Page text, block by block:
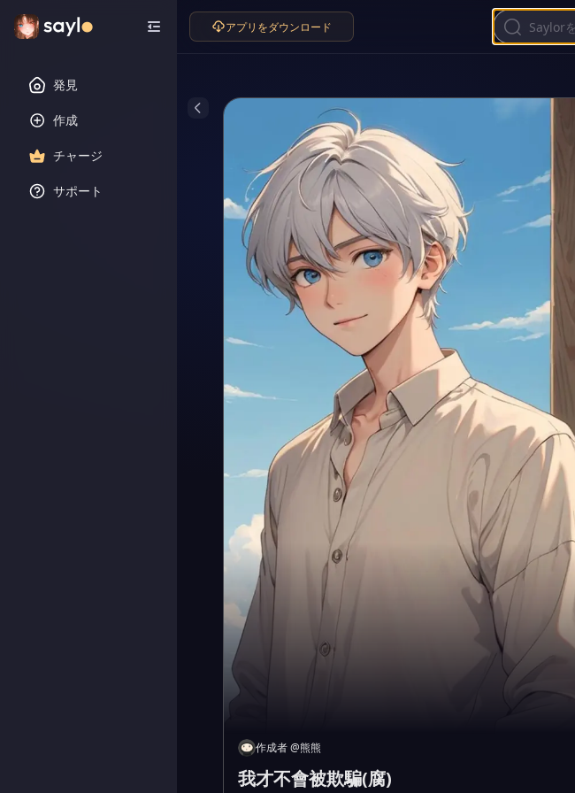
発見
作成
チャージ
サポート
アプリをダウンロード
作成者@熊熊
我才不會被欺騙(腐)